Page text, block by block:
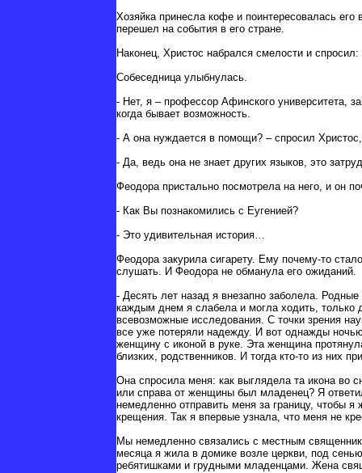
Хозяйка принесла кофе и поинтересовалась
перешел на события в его стране.
Наконец, Христос набрался смелости и
Собеседница улыбнулась.
- Нет, я – профессор Афинского университета,
когда бывает возможность.
- А она нуждается в помощи? – спросил
- Да, ведь она не знает других языков, это
Феодора пристально посмотрела на него, и он
- Как Вы познакомились с Еугенией?
- Это удивительная история…
Феодора закурила сигарету. Ему почему-то
слушать. И Феодора не обманула его ожиданий.
- Десять лет назад я внезапно заболела.
каждым днем я слабела и могла ходить, только
всевозможные исследования. С точки зрения
все уже потеряли надежду. И вот однажды
женщину с иконой в руке. Эта женщина
близких, родственников. И тогда кто-то из них
Она спросила меня: как выглядела та икона во
или справа от женщины был младенец? Я
немедленно отправить меня за границу, чтобы
крещения. Так я впервые узнала, что меня не
Мы немедленно связались с местным
месяца я жила в домике возле церкви, под
ребятишками и грудными младенцами. Жена